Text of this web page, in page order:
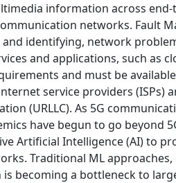
information across
networks. Fault
identifying, network
and applications, such
and must be
service providers
(URLLC). As 5G
have begun to go beyond
Artificial Intelligence (AI) to
Traditional ML
is becoming a bottleneck to